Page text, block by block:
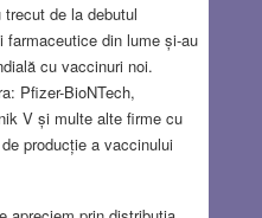
de la debutul
farmaceutice din lume și-au
cu vaccinuri noi.
Pfizer-BioNTech,
V și multe alte firme cu
producție a vaccinului